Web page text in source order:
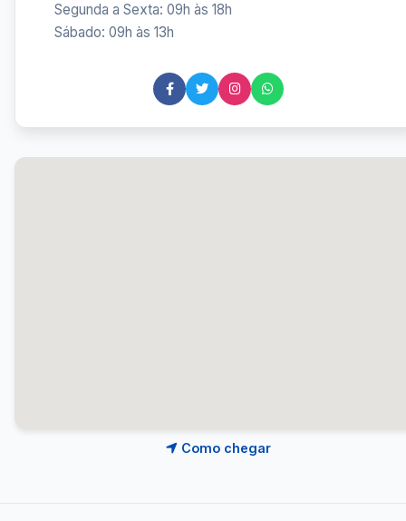
Segunda a Sexta: 09h às 18h
Sábado: 09h às 13h
Como chegar